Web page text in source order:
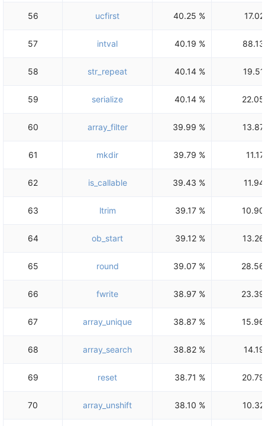
56 ucfirst 40.25 % 17.02
57 intval 40.19 % 88.13
58 str_repeat 40.14 % 19.51
59 serialize 40.14 % 22.05
60 array_filter 39.99 % 13.87
61 mkdir 39.79 % 11.17
62 is_callable 39.43 % 11.94
63 ltrim 39.17 % 10.90
64 ob_start 39.12 % 13.26
65 round 39.07 % 28.56
66 fwrite 38.97 % 23.39
67 array_unique 38.87 % 15.96
68 array_search 38.82 % 14.19
69 reset 38.71 % 20.79
70 array_unshift 38.10 % 10.32